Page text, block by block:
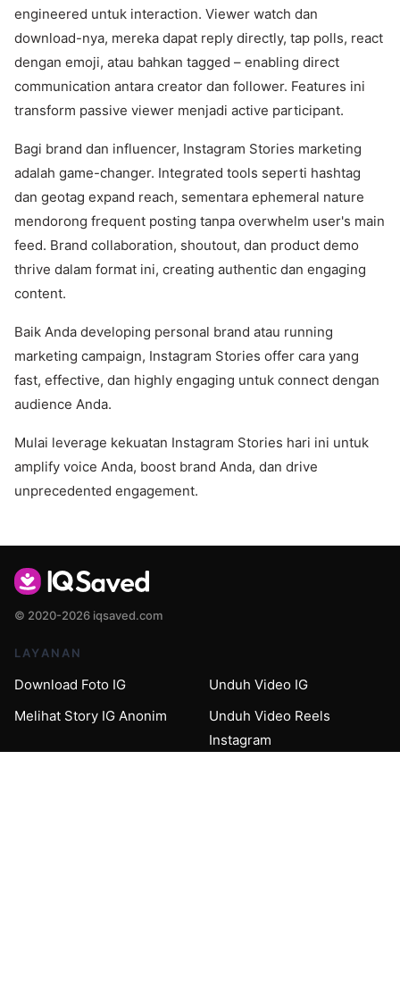
engineered untuk interaction. Viewer watch dan
download-nya, mereka dapat reply directly, tap polls, react
dengan emoji, atau bahkan tagged – enabling direct
communication antara creator dan follower. Features ini
transform passive viewer menjadi active participant.
Bagi brand dan influencer, Instagram Stories marketing
adalah game-changer. Integrated tools seperti hashtag
dan geotag expand reach, sementara ephemeral nature
mendorong frequent posting tanpa overwhelm user's main
feed. Brand collaboration, shoutout, dan product demo
thrive dalam format ini, creating authentic dan engaging
content.
Baik Anda developing personal brand atau running
marketing campaign, Instagram Stories offer cara yang
fast, effective, dan highly engaging untuk connect dengan
audience Anda.
Mulai leverage kekuatan Instagram Stories hari ini untuk
amplify voice Anda, boost brand Anda, dan drive
unprecedented engagement.
© 2020-2026 iqsaved.com
LAYANAN
Download Foto IG
Unduh Video IG
Melihat Story IG Anonim
Unduh Video Reels
Instagram